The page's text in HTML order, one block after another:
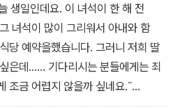
생일인데요. 이 녀석이 한 해 전
녀석이 많이 그리워서 아내와 함
당 예약을했습니다. 그러니 저희 딸
은데…… 기다리시는 분들에게는 죄
조금 어렵지 않을까 싶네요.˝
트가 활짝 웃으며 답했다.